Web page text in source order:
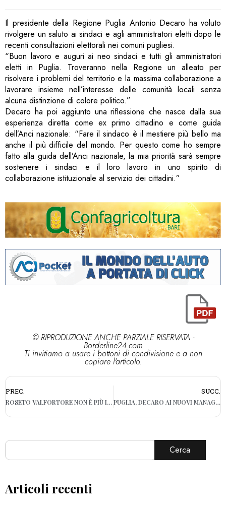
Il presidente della Regione Puglia Antonio Decaro ha voluto
rivolgere un saluto ai sindaci e agli amministratori eletti dopo le
recenti consultazioni elettorali nei comuni pugliesi.
“Buon lavoro e auguri ai neo sindaci e tutti gli amministratori
eletti in Puglia. Troveranno nella Regione un alleato per
risolvere i problemi del territorio e la massima collaborazione a
lavorare insieme nell’interesse delle comunità locali senza
alcuna distinzione di colore politico.”
Decaro ha poi aggiunto una riflessione che nasce dalla sua
esperienza diretta come ex primo cittadino e come guida
dell’Anci nazionale: “Fare il sindaco è il mestiere più bello ma
anche il più difficile del mondo. Per questo come ho sempre
fatto alla guida dell’Anci nazionale, la mia priorità sarà sempre
sostenere i sindaci e il loro lavoro in uno spirito di
collaborazione istituzionale al servizio dei cittadini.”
© RIPRODUZIONE ANCHE PARZIALE RISERVATA -
Borderline24.com
Ti invitiamo a usare i bottoni di condivisione e a non
copiare l'articolo.
PREC.
ROSETO VALFORTORE NON È PIÙ ISOLATA: LA REGIONE PUGLIA SBLOCCA I COLLEGAMENTI CON LA CAMPANIA
SUCC.
PUGLIA, DECARO AI NUOVI MANAGER DELLA SANITÀ: «IL VOSTRO PRIMO COMPITO È PRENDERSI CURA DEI PAZIENTI»
Cerca
Articoli recenti